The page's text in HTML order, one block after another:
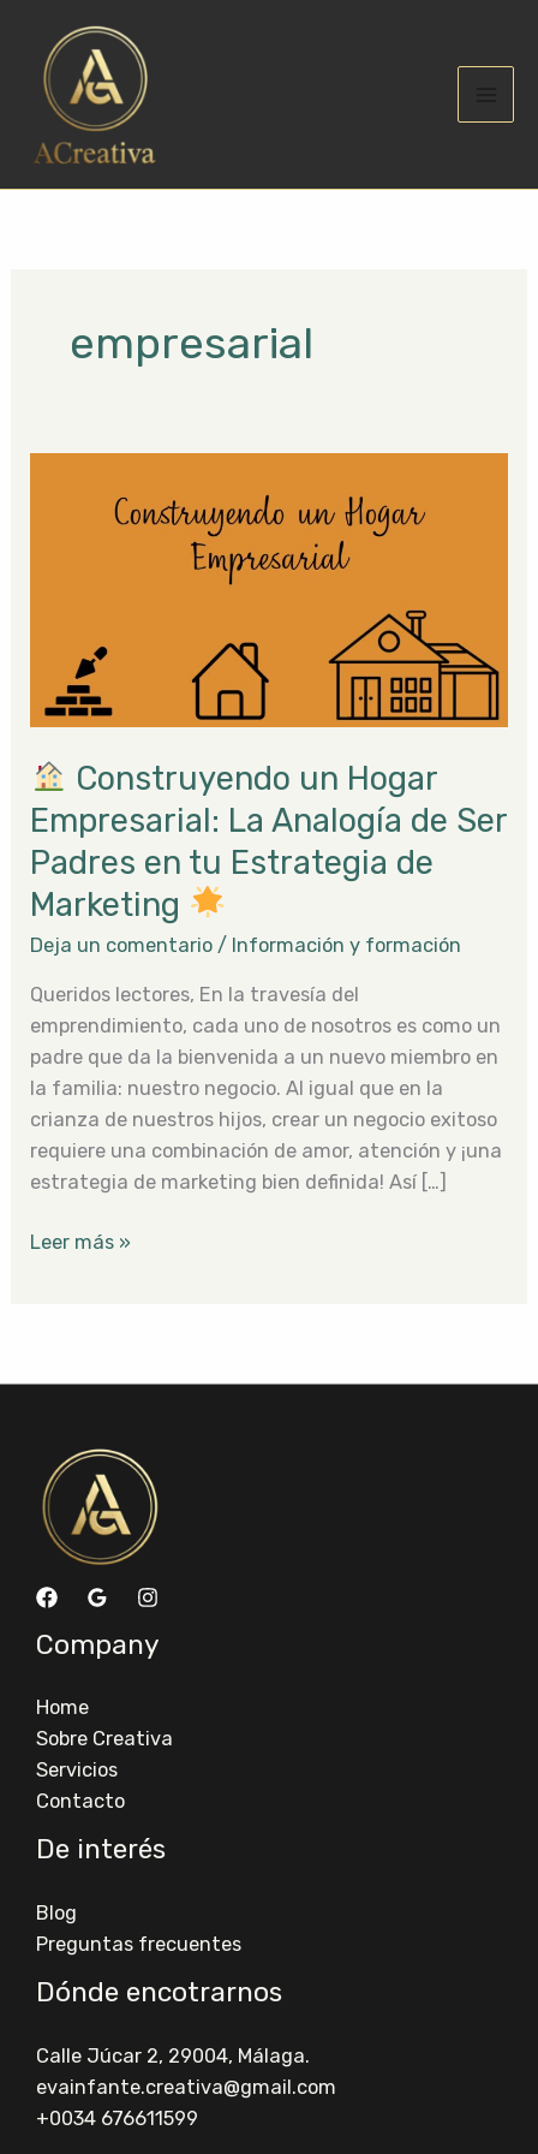
contenido
empresarial
Construyendo un Hogar
Empresarial: La Analogía de Ser
Padres en tu Estrategia de
Marketing
Deja un comentario / Información y formación
Queridos lectores, En la travesía del
emprendimiento, cada uno de nosotros es como un
padre que da la bienvenida a un nuevo miembro en
la familia: nuestro negocio. Al igual que en la
crianza de nuestros hijos, crear un negocio exitoso
requiere una combinación de amor, atención y ¡una
estrategia de marketing bien definida! Así […]
Construyendo
Analogía
Ser
en
tu
Estrategia
de
Marketing
Leer más »
Company
Home
Sobre Creativa
Servicios
Contacto
De interés
Blog
Preguntas frecuentes
Dónde encotrarnos
Calle Júcar 2, 29004, Málaga.
evainfante.creativa@gmail.com​
+0034 676611599